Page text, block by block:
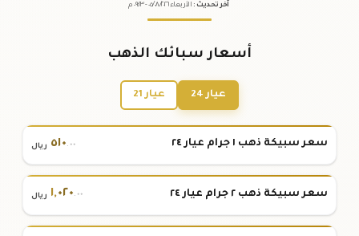
آخر تحديث : الأربعاء ٠٥ /٠٨/٢٠٢٦ - ٠٩:٢٣م
أسعار سبائك الذهب
عيار 24 عيار 21
سعر سبيكة ذهب ١ جرام عيار ٢٤ ٥١٠.٠٠ ريال
سعر سبيكة ذهب ٢ جرام عيار ٢٤ ١,٠٢٠.٠٠ ريال